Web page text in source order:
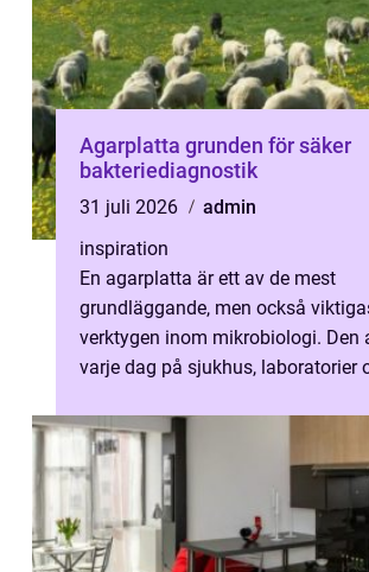
Agarplatta grunden för säker
bakteriediagnostik
31 juli 2026
admin
inspiration
En agarplatta är ett av de mest
grundläggande, men också
verktygen inom mikrobiologi. Den
varje dag på sjukhus, laboratorier
od...